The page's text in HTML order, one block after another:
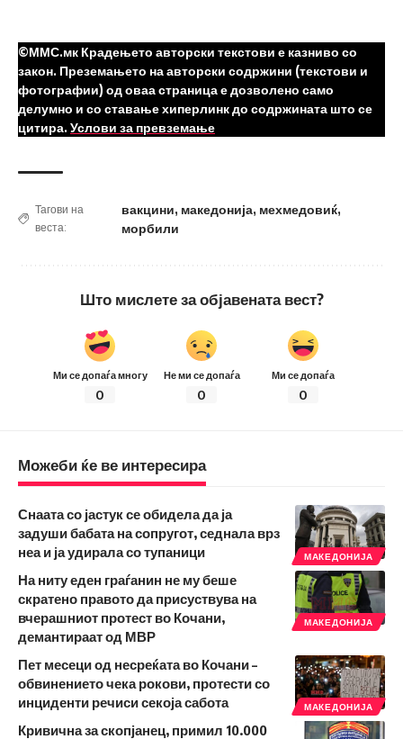
©ММС.мк Крадењето авторски текстови е казниво со
закон. Преземањето на авторски содржини (текстови и
фотографии) од оваа страница е дозволено само
делумно и со ставање хиперлинк до содржината што се
цитира. Услови за превземање
Тагови на
веста:
вакцини, македонија, мехмедовиќ,
морбили
Што мислете за објавената вест?
Ми се допаѓа многу
0
Не ми се допаѓа
0
Ми се допаѓа
0
Можеби ќе ве интересира
МАКЕДОНИЈА
Снаата со јастук се обидела да ја
задуши бабата на сопругот, седнала врз
неа и ја удирала со тупаници
МАКЕДОНИЈА
На ниту еден граѓанин не му беше
скратено правото да присуствува на
вчерашниот протест во Кочани,
демантираат од МВР
МАКЕДОНИЈА
Пет месеци од несреќата во Кочани –
обвинението чека рокови, протести со
инциденти речиси секоја сабота
Кривична за скопјанец, примил 10.000